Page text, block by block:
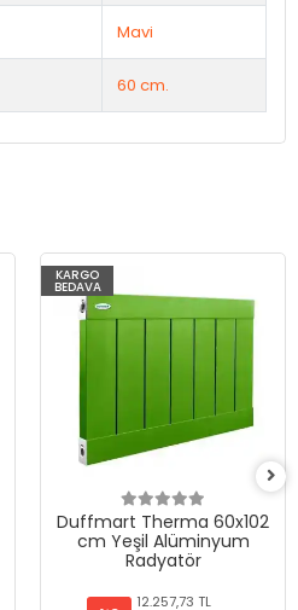
Mavi
60 cm.
KARGO
BEDAVA
Duffmart Therma 60x102
cm Yeşil Alüminyum
Radyatör
12.257,73 TL